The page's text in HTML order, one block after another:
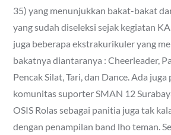
35) yang menunjukkan bakat-bakat
yang sudah diseleksi sejak kegiatan
juga beberapa ekstrakurikuler yang
bakatnya diantaranya : Cheerleader,
Pencak Silat, Tari, dan Dance. Ada
komunitas suporter SMAN 12
OSIS Rolas sebagai panitia juga tak
dengan penampilan band lho teman.